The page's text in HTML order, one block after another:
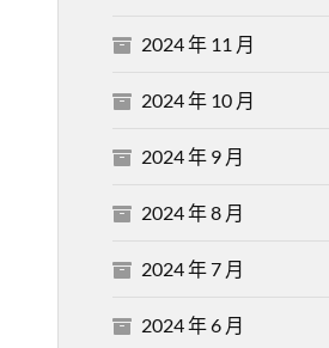
2024 年 11 月
2024 年 10 月
2024 年 9 月
2024 年 8 月
2024 年 7 月
2024 年 6 月